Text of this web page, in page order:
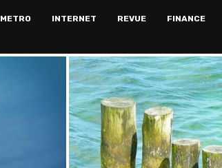
METRO INTERNET REVUE FINANCE